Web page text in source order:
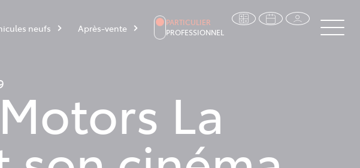
neufs Après-vente
PARTICULIER
PROFESSIONNEL
La